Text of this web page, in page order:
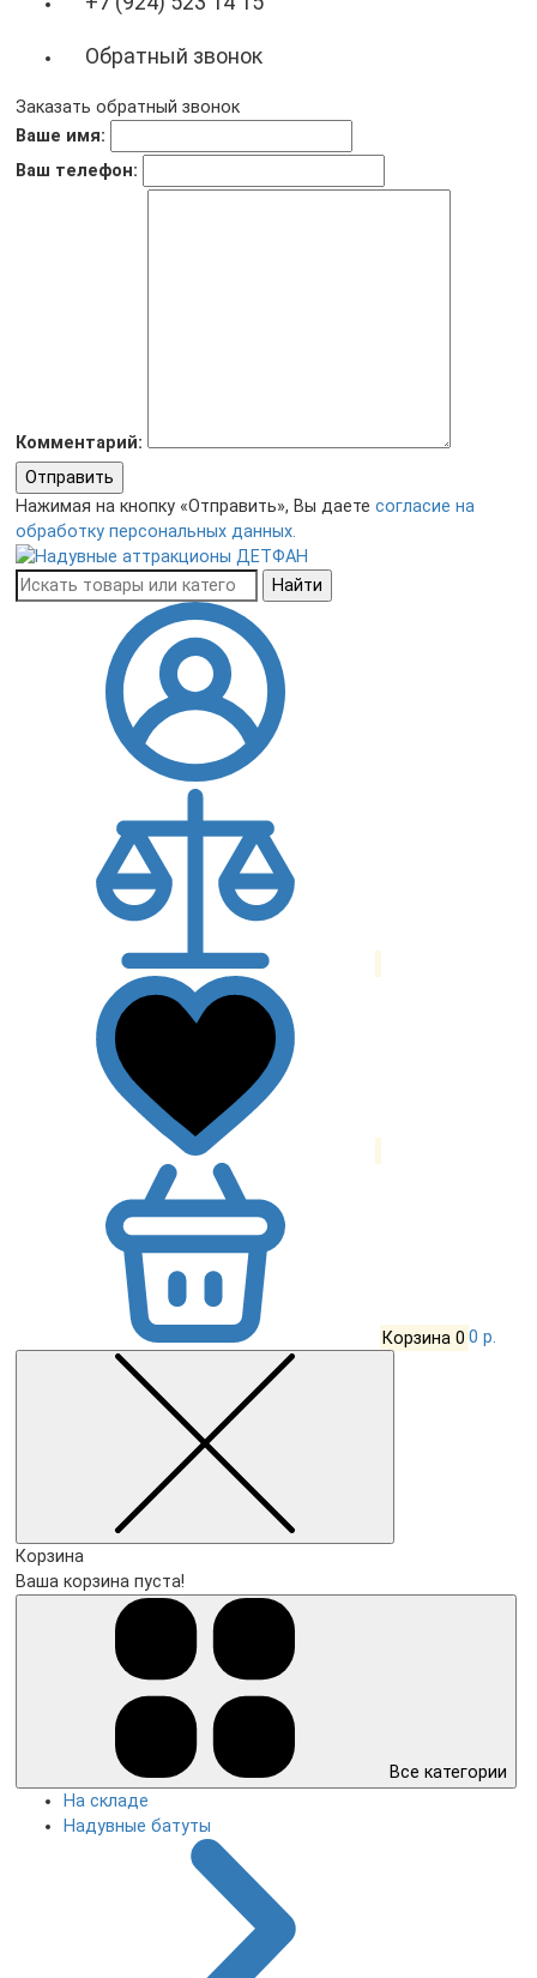
Обратный звонок
Заказать обратный звонок
Ваше имя:
Ваш телефон:
Комментарий:
Отправить
Нажимая на кнопку «Отправить», Вы даете согласие на
обработку персональных данных.
Найти
Корзина 0 0 р.
Корзина
Ваша корзина пуста!
Все категории
На складе
Надувные батуты